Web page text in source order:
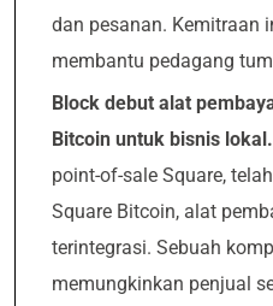
dan pesanan. Kemitraan
membantu pedagang
Block debut alat
Bitcoin untuk bisnis lokal.
point-of-sale Square,
Square Bitcoin, alat
terintegrasi. Sebuah
memungkinkan penjual